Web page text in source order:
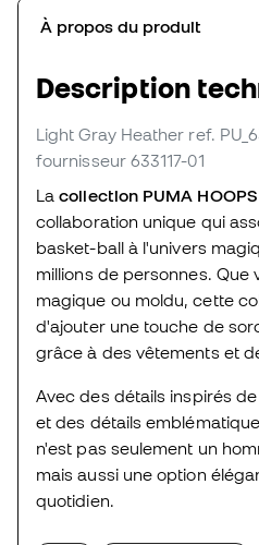
À propos du produit
Description
Light Gray Heather ref.
fournisseur 633117-01
Lacollection PUMA
collaboration unique qui
basket-ball à l'univers
millions de personnes. Que
magique ou moldu, cette
d'ajouter une touche de
grâce à des vêtements et
Avec des détails inspirés de
et des détails
n'est pas seulement un
mais aussi une option
quotidien.